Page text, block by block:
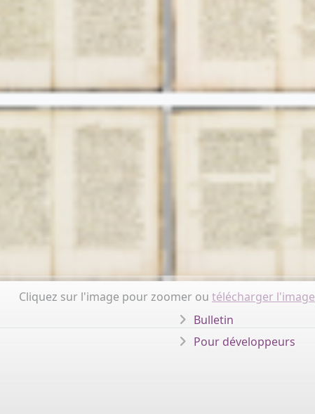
Cliquez sur l'image pour zoomer ou télécharger l'image
Bulletin
Pour développeurs